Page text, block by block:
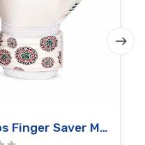
Guantes Arquero Niños Finger Saver MEXICO TEAM Alon Sport